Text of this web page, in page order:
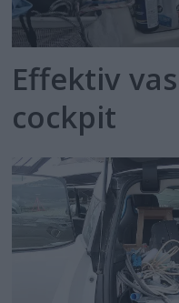
Effektiv
cockpit